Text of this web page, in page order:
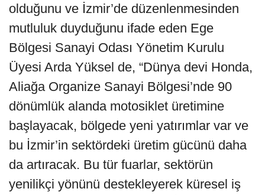
olduğunu ve İzmir’de düzenlenmesinden
mutluluk duyduğunu ifade eden Ege
Bölgesi Sanayi Odası Yönetim Kurulu
Üyesi Arda Yüksel de, “Dünya devi Honda,
Aliağa Organize Sanayi Bölgesi’nde 90
dönümlük alanda motosiklet üretimine
başlayacak, bölgede yeni yatırımlar var ve
bu İzmir’in sektördeki üretim gücünü daha
da artıracak. Bu tür fuarlar, sektörün
yenilikçi yönünü destekleyerek küresel iş